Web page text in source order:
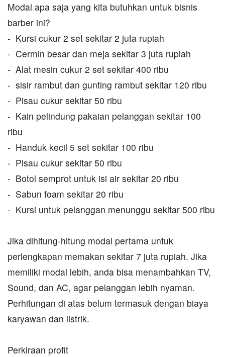
Modal apa saja yang kita butuhkan untuk bisnis
barber ini?
- Kursi cukur 2 set sekitar 2 juta rupiah
- Cermin besar dan meja sekitar 3 juta rupiah
- Alat mesin cukur 2 set sekitar 400 ribu
- sisir rambut dan gunting rambut sekitar 120 ribu
- Pisau cukur sekitar 50 ribu
- Kain pelindung pakaian pelanggan sekitar 100
ribu
- Handuk kecil 5 set sekitar 100 ribu
- Pisau cukur sekitar 50 ribu
- Botol semprot untuk isi air sekitar 20 ribu
- Sabun foam sekitar 20 ribu
- Kursi untuk pelanggan menunggu sekitar 500 ribu
Jika dihitung-hitung modal pertama untuk
perlengkapan memakan sekitar 7 juta rupiah. Jika
memiliki modal lebih, anda bisa menambahkan TV,
Sound, dan AC, agar pelanggan lebih nyaman.
Perhitungan di atas belum termasuk dengan biaya
karyawan dan listrik.
Perkiraan profit